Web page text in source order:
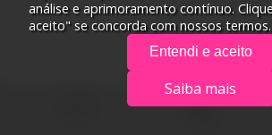
análise e aprimoramento contínuo.
aceito" se concorda com nossos termos.
Entendi e aceito
Saiba mais